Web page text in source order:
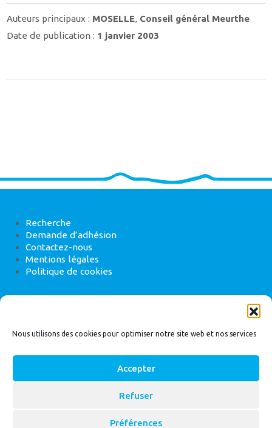
Nous utilisons des cookies pour optimiser notre site web et nos services
Accepter
Refuser
Préférences
Auteurs principaux : MOSELLE, Conseil général Meurthe
Date de publication : 1 janvier 2003
Recherche
Demande d’adhésion
Contactez-nous
Mentions légales
Politique de cookies